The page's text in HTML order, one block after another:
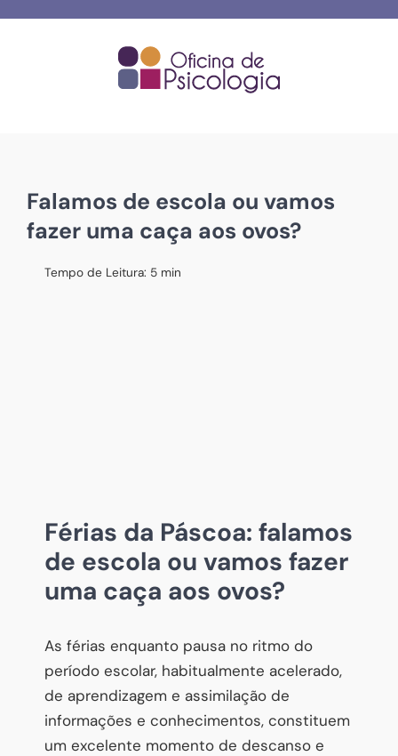
Falamos de escola ou vamos
fazer uma caça aos ovos?
Tempo de Leitura: 5 min
Férias da Páscoa: falamos
de escola ou vamos fazer
uma caça aos ovos?
As férias enquanto pausa no ritmo do
período escolar, habitualmente acelerado,
de aprendizagem e assimilação de
informações e conhecimentos, constituem
um excelente momento de descanso e